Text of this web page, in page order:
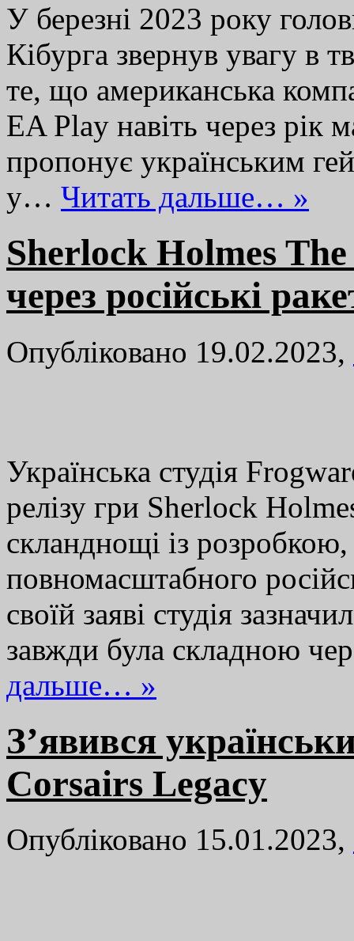
У березні 2023 року
Кібурга звернув увагу в
те, що американська
EA Play навіть через рік
пропонує українським
у… Читать дальше… »
Sherlock Holmes
через російські
Опубліковано 19.02.2023,
Українська студія
релізу гри Sherlock
скланднощі із
повномасштабного
своїй заяві студія
завжди була складною
дальше… »
З’явився
Corsairs Legacy
Опубліковано 15.01.2023,